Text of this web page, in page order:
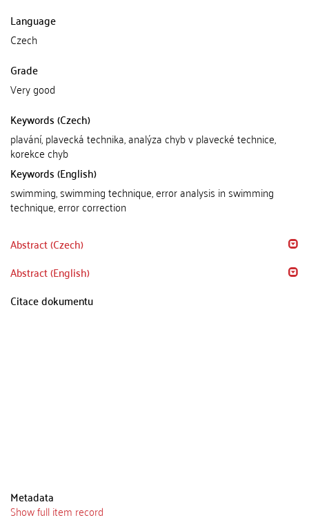
Language
Czech
Grade
Very good
Keywords (Czech)
plavání, plavecká technika, analýza chyb v plavecké technice,
korekce chyb
Keywords (English)
swimming, swimming technique, error analysis in swimming
technique, error correction
Abstract (Czech)
Abstract (English)
Citace dokumentu
Metadata
Show full item record